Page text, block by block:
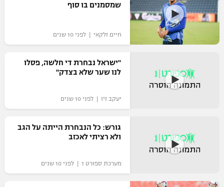
שמסמנים בו סוף
חיים זלקאי | לפני 10 שנים
"ישראל נבחרת די חלשה, פסלו
לנו שער שלא בצדק"
יעקב זיו | לפני 10 שנים
גורש: כל הנבחרת הייתה על הגב
ולא רציתי לאכזב
מערכת ספורט 1 | לפני 10 שנים